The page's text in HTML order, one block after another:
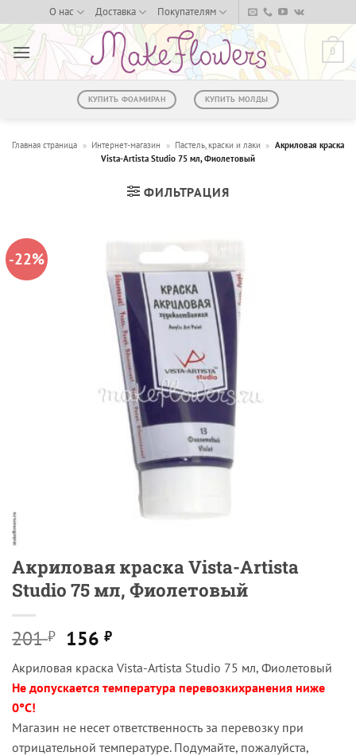
to
content
О нас Доставка Покупателям
0
КУПИТЬ ФОАМИРАН КУПИТЬ МОЛДЫ
Главная страница » Интернет-магазин » Пастель, краски и лаки » Акриловая краска
Vista-Artista Studio 75 мл, Фиолетовый
ФИЛЬТРАЦИЯ
-22%
Акриловая краска Vista-Artista
Studio 75 мл, Фиолетовый
201₽ Первоначальная
составляла
201 ₽.
156₽Текущая
156 ₽.
Акриловая краска Vista-Artista Studio 75 мл, Фиолетовый
Не допускается температура перевозкихранения ниже
0°С!
Магазин не несет ответственность за перевозку при
отрицательной температуре. Подумайте, пожалуйста,